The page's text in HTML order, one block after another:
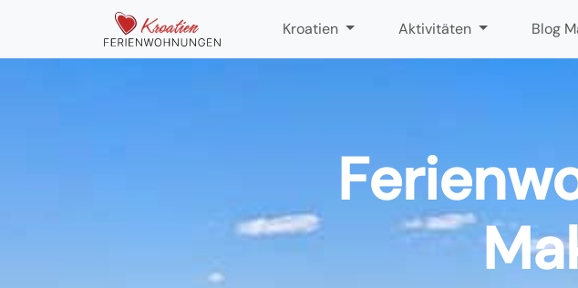
Kroatien Aktivitäten Blog